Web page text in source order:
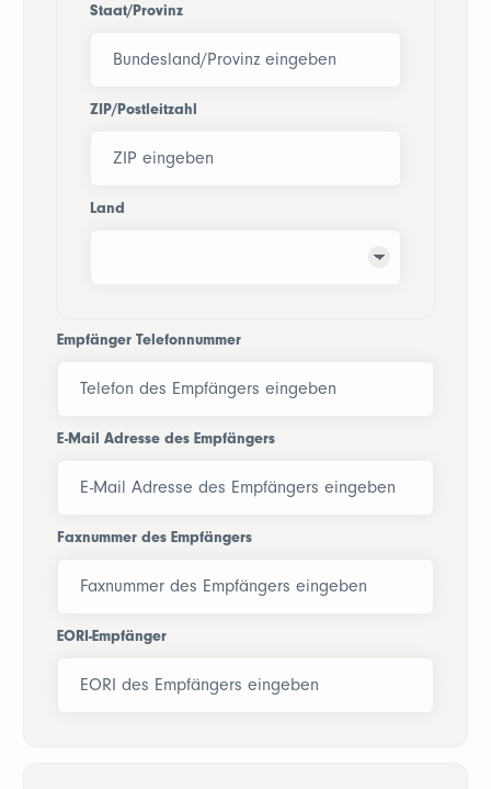
Staat/Provinz
ZIP/Postleitzahl
Land
Empfänger Telefonnummer
E-Mail Adresse des Empfängers
Faxnummer des Empfängers
EORI-Empfänger